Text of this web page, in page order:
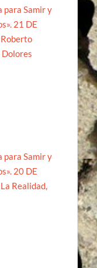
para Samir y
21 DE
Roberto
Dolores
para Samir y
20 DE
Realidad,